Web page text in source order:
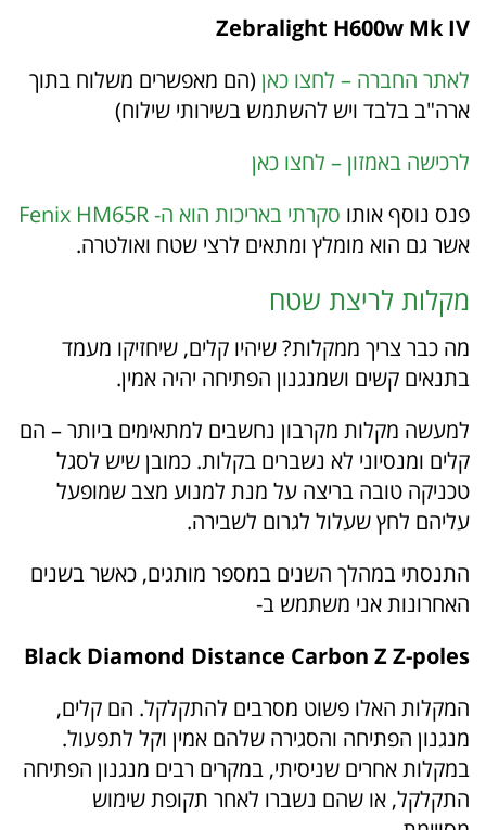
Zebralight H600w Mk IV
לאתר החברה – לחצו כאן(הם מאפשרים משלוח בתוך
ארה"ב בלבד ויש להשתמש בשירותי שילוח)
לרכישה באמזון – לחצו כאן
פנס נוסף אותו סקרתי באריכות הוא ה- Fenix HM65R
אשר גם הוא מומלץ ומתאים לרצי שטח ואולטרה.
מקלות לריצת שטח
מה כבר צריך ממקלות? שיהיו קלים, שיחזיקו מעמד
בתנאים קשים ושמנגנון הפתיחה יהיה אמין.
למעשה מקלות מקרבון נחשבים למתאימים ביותר – הם
קלים ומנסיוני לא נשברים בקלות. כמובן שיש לסגל
טכניקה טובה בריצה על מנת למנוע מצב שמופעל
עליהם לחץ שעלול לגרום לשבירה.
התנסתי במהלך השנים במספר מותגים, כאשר בשנים
האחרונות אני משתמש ב-
Black Diamond Distance Carbon Z Z-poles
המקלות האלו פשוט מסרבים להתקלקל. הם קלים,
מנגנון הפתיחה והסגירה שלהם אמין וקל לתפעול.
במקלות אחרים שניסיתי, במקרים רבים מנגנון הפתיחה
התקלקל, או שהם נשברו לאחר תקופת שימוש